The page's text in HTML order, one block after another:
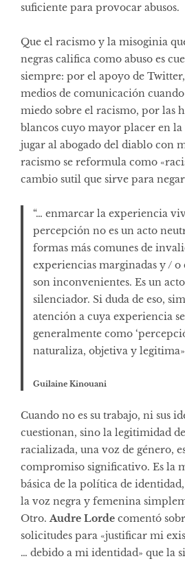
suficiente para provocar abusos.
Que el racismo y la misoginia
negras califica como abuso es
siempre: por el apoyo de
medios de comunicación
miedo sobre el racismo, por las
blancos cuyo mayor placer en
jugar al abogado del diablo con
racismo se reformula como
cambio sutil que sirve para
“… enmarcar la experiencia
percepción no es un acto
formas más comunes de
experiencias marginadas y / o
son inconvenientes. Es un
silenciador. Si duda de eso,
atención a cuya experiencia
generalmente como
naturaliza, objetiva y legitima»
Guilaine Kinouani
Cuando no es su trabajo, ni sus
cuestionan, sino la legitimidad
racializada, una voz de género,
compromiso significativo. Es la
básica de la política de
la voz negra y femenina
Otro.Audre Lorde comentó
solicitudes para «justificar mi
… debido a mi identidad» que la